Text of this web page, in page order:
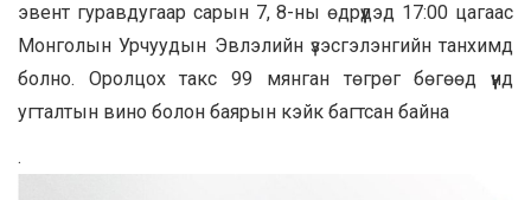
эвент гуравдугаар сарын 7, 8-ны өдрүүдэд 17:00 цагаас
Монголын Урчуудын Эвлэлийн үзэсгэлэнгийн танхимд
болно. Оролцох такс 99 мянган төгрөг бөгөөд үүнд
угталтын вино болон баярын кэйк багтсан байна
.